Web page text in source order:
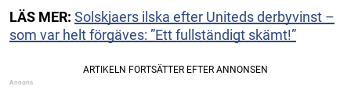
LÄS MER: Solskjaers ilska efter Uniteds derbyvinst –
som var helt förgäves: ”Ett fullständigt skämt!”